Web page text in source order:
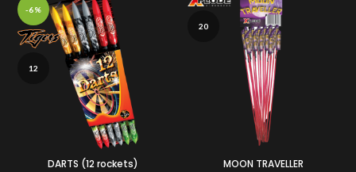
-6%
12
DARTS (12 rockets)
20
MOON TRAVELLER